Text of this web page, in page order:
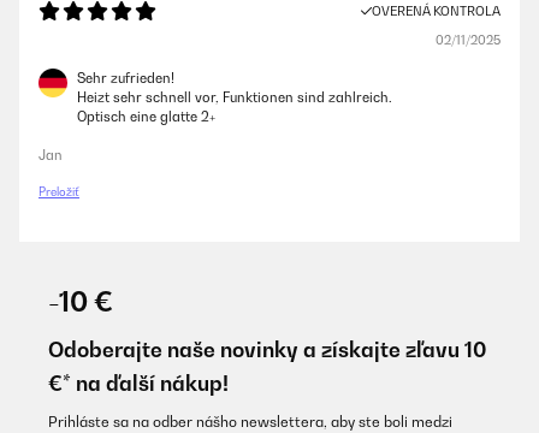
OVERENÁ KONTROLA
02/11/2025
Sehr zufrieden!
Heizt sehr schnell vor, Funktionen sind zahlreich.
Optisch eine glatte 2+
Jan
Preložiť
-10 €
Odoberajte naše novinky a získajte zľavu 10
€* na ďalší nákup!
Prihláste sa na odber nášho newslettera, aby ste boli medzi